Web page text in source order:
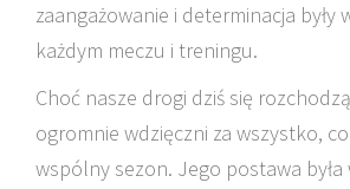
zaangażowanie i determinacja były
każdym meczu i treningu.
Choć nasze drogi dziś się
ogromnie wdzięczni za wszystko, co
wspólny sezon. Jego postawa była